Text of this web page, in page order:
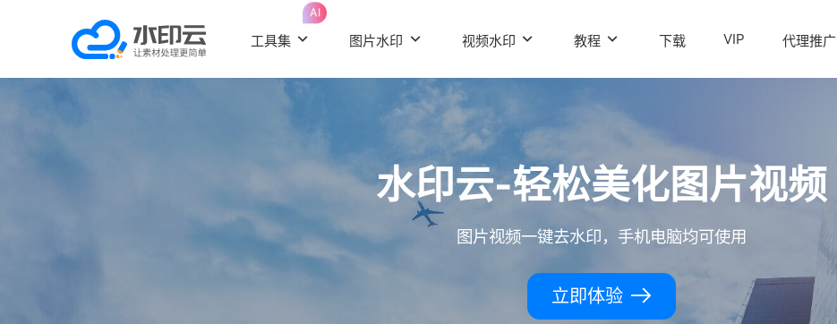
工具集
AI
图片水印 视频水印 教程 下载 VIP 代理推广
水印云-轻松美化图片视频
图片视频一键去水印，手机电脑均可使用
立即体验